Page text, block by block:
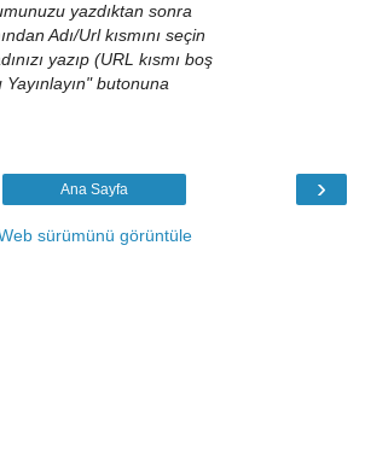
yazdıktan sonra
Adı/Url kısmını seçin
yazıp (URL kısmı boş
butonuna
›
Ana Sayfa
sürümünü görüntüle